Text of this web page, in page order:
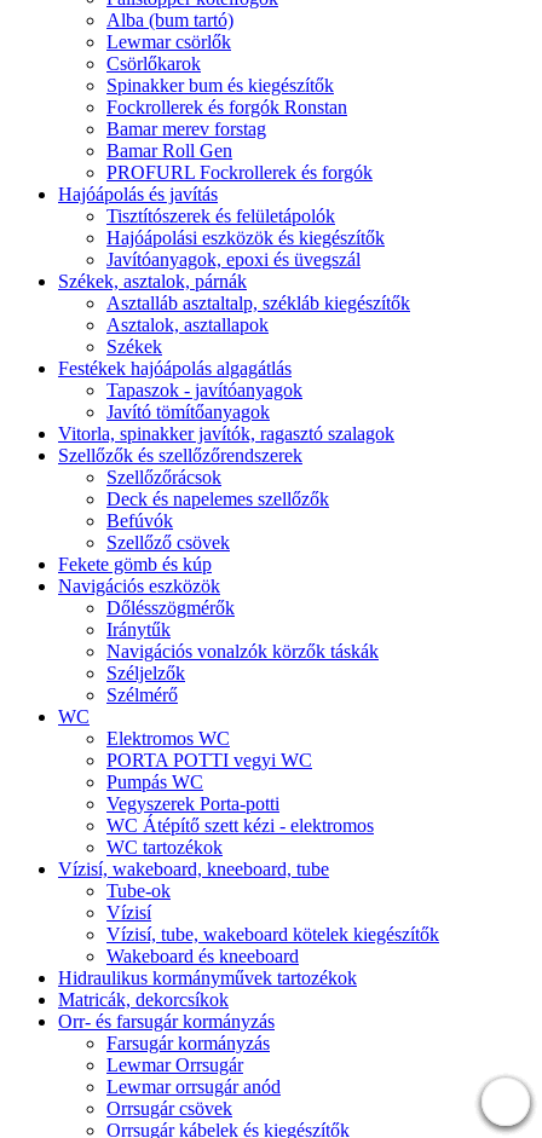
Alba (bum tartó)
Lewmar csörlők
Csörlőkarok
Spinakker bum és kiegészítők
Fockrollerek és forgók Ronstan
Bamar merev forstag
Bamar Roll Gen
PROFURL Fockrollerek és forgók
Hajóápolás és javítás
Tisztítószerek és felületápolók
Hajóápolási eszközök és kiegészítők
Javítóanyagok, epoxi és üvegszál
Székek, asztalok, párnák
Asztalláb asztaltalp, székláb kiegészítők
Asztalok, asztallapok
Székek
Festékek hajóápolás algagátlás
Tapaszok - javítóanyagok
Javító tömítőanyagok
Vitorla, spinakker javítók, ragasztó szalagok
Szellőzők és szellőzőrendszerek
Szellőzőrácsok
Deck és napelemes szellőzők
Befúvók
Szellőző csövek
Fekete gömb és kúp
Navigációs eszközök
Dőlésszögmérők
Iránytűk
Navigációs vonalzók körzők táskák
Széljelzők
Szélmérő
WC
Elektromos WC
PORTA POTTI vegyi WC
Pumpás WC
Vegyszerek Porta-potti
WC Átépítő szett kézi - elektromos
WC tartozékok
Vízisí, wakeboard, kneeboard, tube
Tube-ok
Vízisí
Vízisí, tube, wakeboard kötelek kiegészítők
Wakeboard és kneeboard
Hidraulikus kormányművek tartozékok
Matricák, dekorcsíkok
Orr- és farsugár kormányzás
Farsugár kormányzás
Lewmar Orrsugár
Lewmar orrsugár anód
Orrsugár csövek
Orrsugár kábelek és kiegészítők